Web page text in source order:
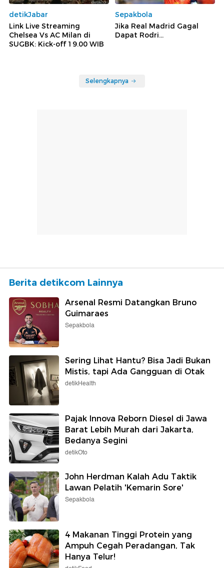
detikJabar
Link Live Streaming
Chelsea Vs AC Milan di
SUGBK: Kick-off 19.00 WIB
Sepakbola
Jika Real Madrid Gagal
Dapat Rodri...
Selengkapnya
Berita detikcom Lainnya
Arsenal Resmi Datangkan Bruno
Guimaraes
Sepakbola
Sering Lihat Hantu? Bisa Jadi Bukan
Mistis, tapi Ada Gangguan di Otak
detikHealth
Pajak Innova Reborn Diesel di Jawa
Barat Lebih Murah dari Jakarta,
Bedanya Segini
detikOto
John Herdman Kalah Adu Taktik
Lawan Pelatih 'Kemarin Sore'
Sepakbola
4 Makanan Tinggi Protein yang
Ampuh Cegah Peradangan, Tak
Hanya Telur!